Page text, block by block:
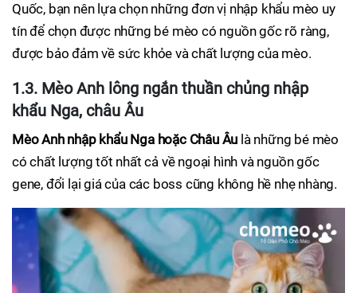
Quốc, bạn nên lựa chọn những đơn vị nhập khẩu mèo uy
tín để chọn được những bé mèo có nguồn gốc rõ ràng,
được bảo đảm về sức khỏe và chất lượng của mèo.
1.3. Mèo Anh lông ngắn thuần chủng nhập
khẩu Nga, châu Âu
Mèo Anh nhập khẩu Nga hoặc Châu Âu là những bé mèo
có chất lượng tốt nhất cả về ngoại hình và nguồn gốc
gene, đổi lại giá của các boss cũng không hề nhẹ nhàng.